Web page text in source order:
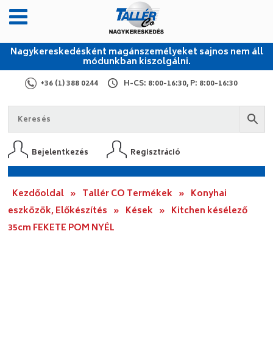
Nagykereskedésként magánszemélyeket sajnos nem áll
módunkban kiszolgálni.
+36 (1) 388 0244 H-CS: 8:00-16:30, P: 8:00-16:30
Bejelentkezés Regisztráció
Kezdőoldal » Tallér CO Termékek » Konyhai
eszközök, Előkészítés » Kések » Kitchen késélező
35cm FEKETE POM NYÉL